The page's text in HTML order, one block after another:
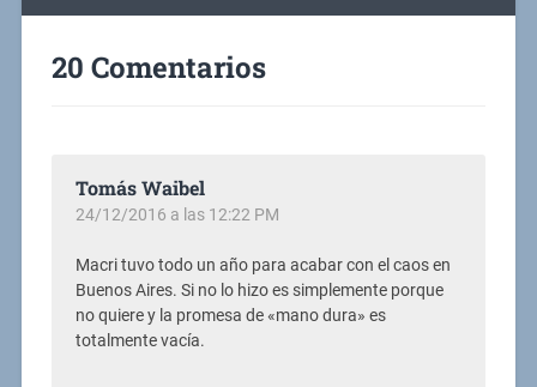
20 Comentarios
Tomás Waibel
24/12/2016 a las 12:22 PM
Macri tuvo todo un año para acabar con el caos en
Buenos Aires. Si no lo hizo es simplemente porque
no quiere y la promesa de «mano dura» es
totalmente vacía.